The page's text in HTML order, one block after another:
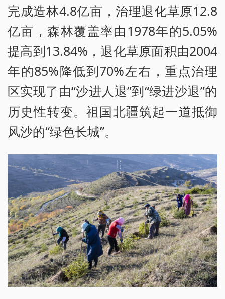
完成造林4.8亿亩，治理退化草原12.8
亿亩，森林覆盖率由1978年的5.05%
提高到13.84%，退化草原面积由2004
年的85%降低到70%左右，重点治理
区实现了由“沙进人退”到“绿进沙退”的
历史性转变。祖国北疆筑起一道抵御
风沙的“绿色长城”。